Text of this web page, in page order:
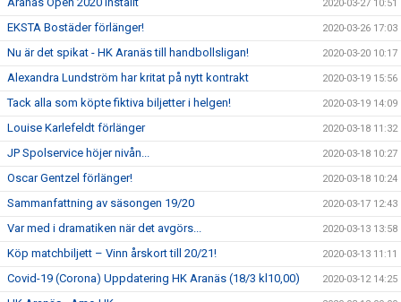
2020-03-27 10:51
EKSTA Bostäder förlänger! 2020-03-26 17:03
Nu är det spikat - HK Aranäs till handbollsligan! 2020-03-20 10:17
Alexandra Lundström har kritat på nytt kontrakt 2020-03-19 15:56
Tack alla som köpte fiktiva biljetter i helgen! 2020-03-19 14:09
Louise Karlefeldt förlänger 2020-03-18 11:32
JP Spolservice höjer nivån... 2020-03-18 10:27
Oscar Gentzel förlänger! 2020-03-18 10:24
Sammanfattning av säsongen 19/20 2020-03-17 12:43
Var med i dramatiken när det avgörs... 2020-03-13 13:58
Köp matchbiljett – Vinn årskort till 20/21! 2020-03-13 11:11
Covid-19 (Corona) Uppdatering HK Aranäs (18/3 kl10,00) 2020-03-12 14:25